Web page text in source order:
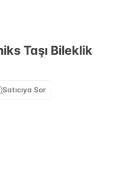
Taşı Bileklik
Satıcıya Sor